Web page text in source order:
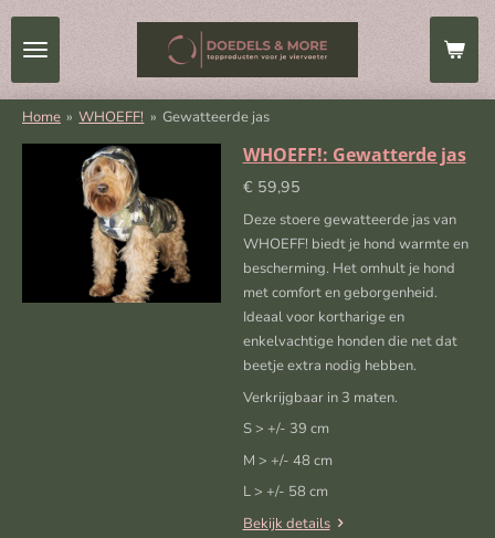
Ga
direct
hoofdinhoud
Home » WHOEFF! » Gewatteerde jas
WHOEFF!: Gewatterde jas
€ 59,95
Deze stoere gewatteerde jas van
WHOEFF! biedt je hond warmte en
bescherming. Het omhult je hond
met comfort en geborgenheid.
Ideaal voor kortharige en
enkelvachtige honden die net dat
beetje extra nodig hebben.
Verkrijgbaar in 3 maten.
S > +/- 39 cm
M > +/- 48 cm
L > +/- 58 cm
Bekijk details